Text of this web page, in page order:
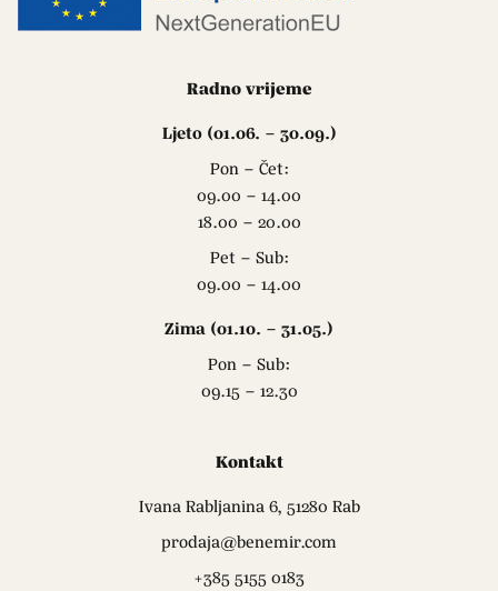
Radno vrijeme
Ljeto (01.06. – 30.09.)
Pon – Čet:
09.00 – 14.00
18.00 – 20.00
Pet – Sub:
09.00 – 14.00
Zima (01.10. – 31.05.)
Pon – Sub:
09.15 – 12.30
Kontakt
Ivana Rabljanina 6, 51280 Rab
prodaja@benemir.com
+385 5155 0183